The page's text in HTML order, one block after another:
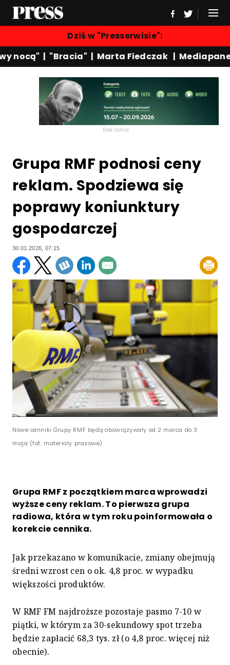
Dziś w "Presserwisie":
nocą"|"Bracia"| Marta Fiedczak|Mediapanel
Reklama
Grupa RMF podnosi ceny
reklam. Spodziewa się
poprawy koniunktury
gospodarczej
30.01.2026, 07:15
Nowe cenniki Grupy RMF będą obowiązywały od 2 marca do 3
maja (fot. materiały prasowe)
Grupa RMF z początkiem marca wprowadzi
wyższe ceny reklam. To pierwsza grupa
radiowa, która w tym roku poinformowała o
korekcie cennika.
Jak przekazano w komunikacie, zmiany obejmują
średni wzrost cen o ok. 4,8 proc. w wypadku
większości produktów.
W RMF FM najdroższe pozostaje pasmo 7-10 w
piątki, w którym za 30-sekundowy spot trzeba
będzie zapłacić 68,3 tys. zł (o 4,8 proc. więcej niż
obecnie).